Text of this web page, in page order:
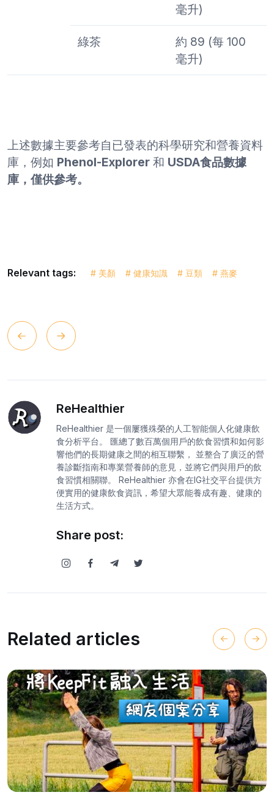
毫升)
綠茶
約 89 (每 100
毫升)
上述數據主要參考自已發表的科學研究和營養資料
庫，例如 Phenol-Explorer 和 USDA食品數據
庫，僅供參考。
Relevant tags: # 美顏 # 健康知識 # 豆類 # 燕麥
ReHealthier
ReHealthier 是一個屢獲殊榮的人工智能個人化健康飲
食分析平台。 匯總了數百萬個用戶的飲食習慣和如何影
響他們的長期健康之間的相互聯繫， 並整合了廣泛的營
養診斷指南和專業營養師的意見，並將它們與用戶的飲
食習慣相關聯。 ReHealthier 亦會在IG社交平台提供方
便實用的健康飲食資訊，希望大眾能養成有趣、健康的
生活方式。
Share post:
Related articles